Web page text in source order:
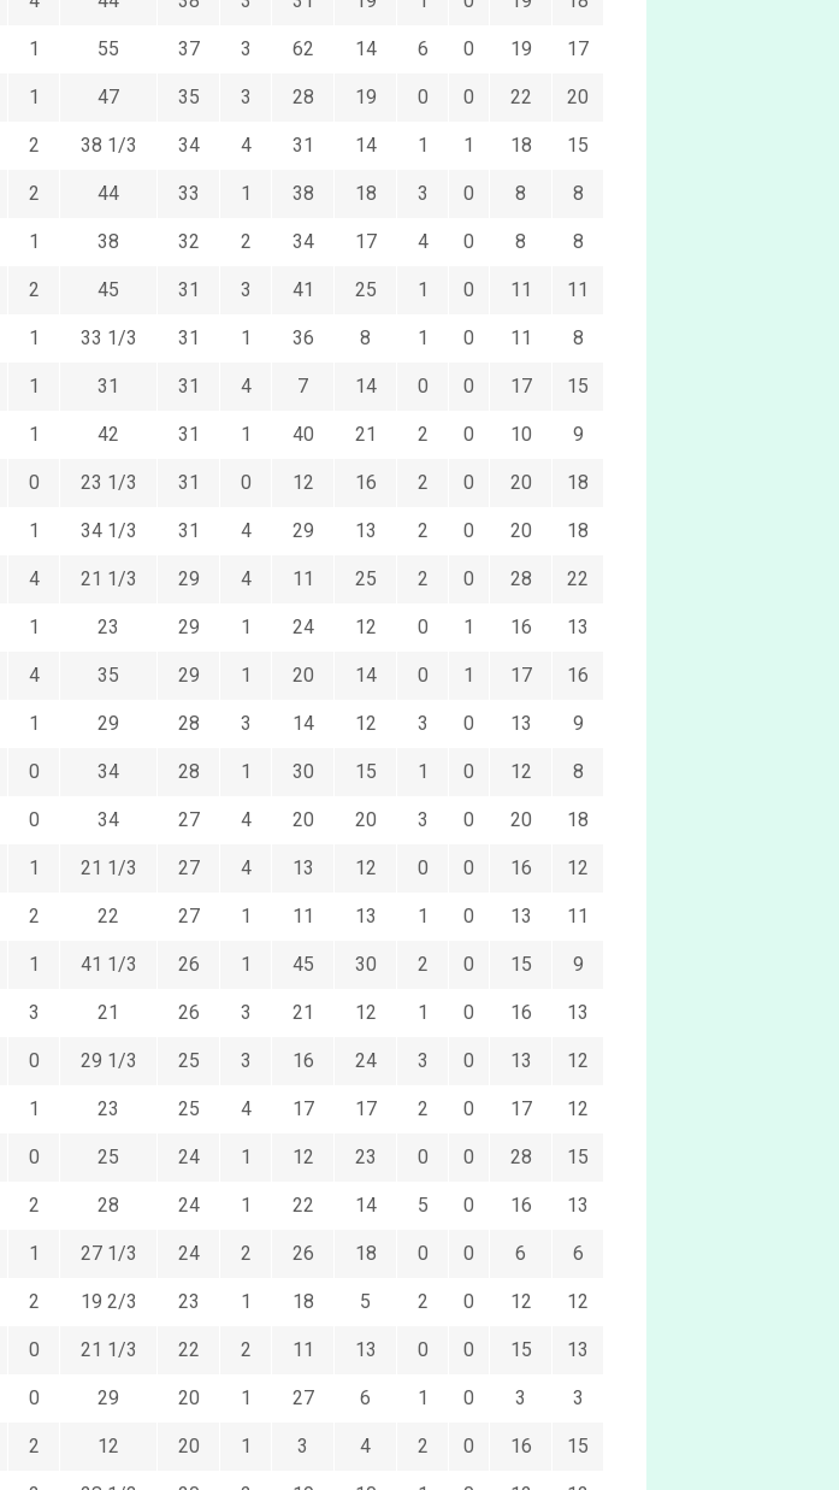
1 55 37 3 62 14 6 0 19 17
1 47 35 3 28 19 0 0 22 20
2 38 1/3 34 4 31 14 1 1 18 15
2 44 33 1 38 18 3 0 8 8
1 38 32 2 34 17 4 0 8 8
2 45 31 3 41 25 1 0 11 11
1 33 1/3 31 1 36 8 1 0 11 8
1 31 31 4 7 14 0 0 17 15
1 42 31 1 40 21 2 0 10 9
0 23 1/3 31 0 12 16 2 0 20 18
1 34 1/3 31 4 29 13 2 0 20 18
4 21 1/3 29 4 11 25 2 0 28 22
1 23 29 1 24 12 0 1 16 13
4 35 29 1 20 14 0 1 17 16
1 29 28 3 14 12 3 0 13 9
0 34 28 1 30 15 1 0 12 8
0 34 27 4 20 20 3 0 20 18
1 21 1/3 27 4 13 12 0 0 16 12
2 22 27 1 11 13 1 0 13 11
1 41 1/3 26 1 45 30 2 0 15 9
3 21 26 3 21 12 1 0 16 13
0 29 1/3 25 3 16 24 3 0 13 12
1 23 25 4 17 17 2 0 17 12
0 25 24 1 12 23 0 0 28 15
2 28 24 1 22 14 5 0 16 13
1 27 1/3 24 2 26 18 0 0 6 6
2 19 2/3 23 1 18 5 2 0 12 12
0 21 1/3 22 2 11 13 0 0 15 13
0 29 20 1 27 6 1 0 3 3
2 12 20 1 3 4 2 0 16 15